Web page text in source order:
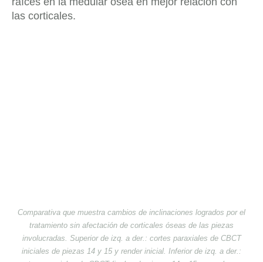
las corticales.
Comparativa que muestra cambios de inclinaciones logrados por el
tratamiento sin afectación de corticales óseas de las piezas
involucradas. Superior de izq. a der.: cortes paraxiales de CBCT
iniciales de piezas 14 y 15 y render inicial. Inferior de izq. a der.: